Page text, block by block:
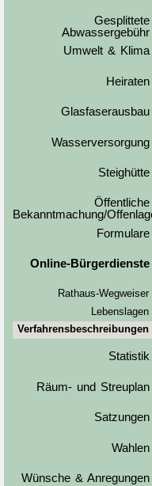
Gesplittete
Abwassergebühr
Umwelt & Klima
Heiraten
Glasfaserausbau
Wasserversorgung
Steighütte
Öffentliche
Bekanntmachung/
Formulare
Online-Bürgerdienste
Rathaus-Wegweiser
Lebenslagen
Verfahrensbeschreibungen
Statistik
Räum- und Streuplan
Satzungen
Wahlen
Wünsche & Anregungen